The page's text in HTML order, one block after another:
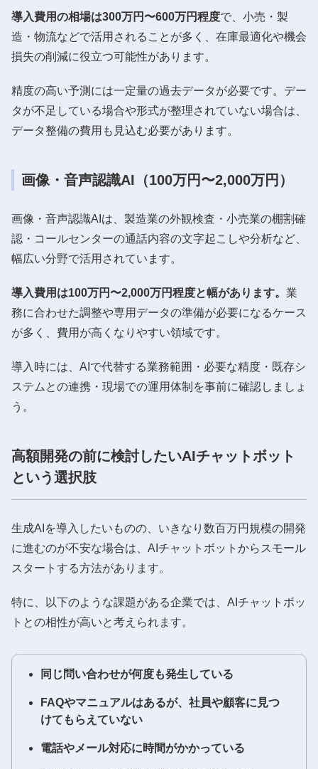
導入費用の相場は300万円〜600万円程度で、小売・製
造・物流などで活用されることが多く、在庫最適化や機会
損失の削減に役立つ可能性があります。
精度の高い予測には一定量の過去データが必要です。デー
タが不足している場合や形式が整理されていない場合は、
データ整備の費用も見込む必要があります。
画像・音声認識AI（100万円〜2,000万円）
画像・音声認識AIは、製造業の外観検査・小売業の棚割確
認・コールセンターの通話内容の文字起こしや分析など、
幅広い分野で活用されています。
導入費用は100万円〜2,000万円程度と幅があります。 業
務に合わせた調整や専用データの準備が必要になるケース
が多く、費用が高くなりやすい領域です。
導入時には、AIで代替する業務範囲・必要な精度・既存シ
ステムとの連携・現場での運用体制を事前に確認しましょ
う。
高額開発の前に検討したいAIチャットボット
という選択肢
生成AIを導入したいものの、いきなり数百万円規模の開発
に進むのが不安な場合は、AIチャットボットからスモール
スタートする方法があります。
特に、以下のような課題がある企業では、AIチャットボッ
トとの相性が高いと考えられます。
同じ問い合わせが何度も発生している
FAQやマニュアルはあるが、社員や顧客に見つ
けてもらえていない
電話やメール対応に時間がかかっている